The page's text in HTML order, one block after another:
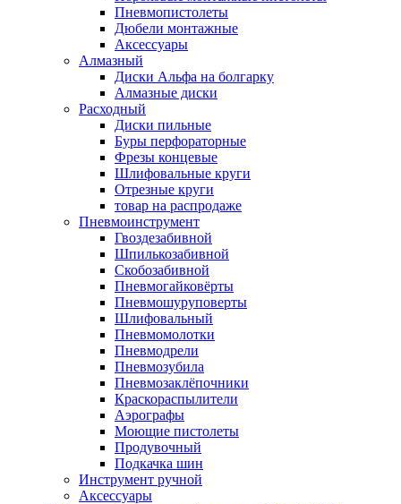
Пневмопистолеты
Дюбели монтажные
Аксессуары
Алмазный
Диски Альфа на болгарку
Алмазные диски
Расходный
Диски пильные
Буры перфораторные
Фрезы концевые
Шлифовальные круги
Отрезные круги
товар на распродаже
Пневмоинструмент
Гвоздезабивной
Шпилькозабивной
Скобозабивной
Пневмогайковёрты
Пневмошуруповерты
Шлифовальный
Пневмомолотки
Пневмодрели
Пневмозубила
Пневмозаклёпочники
Краскораспылители
Аэрографы
Моющие пистолеты
Продувочный
Подкачка шин
Инструмент ручной
Аксессуары